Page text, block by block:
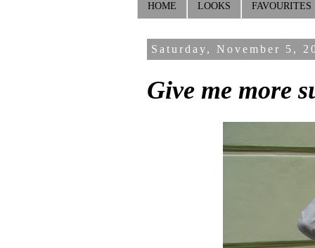
HOME LOOKS FAVOURITES
Saturday, November 5,
Give me more